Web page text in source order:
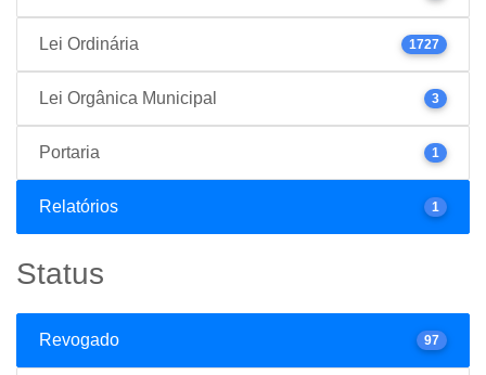
Lei Ordinária 1727
Lei Orgânica Municipal 3
Portaria 1
Relatórios 1
Status
Revogado 97